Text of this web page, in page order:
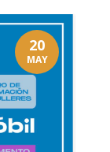
20
MAY